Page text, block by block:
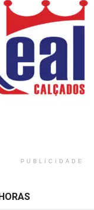
PUBLICIDADE